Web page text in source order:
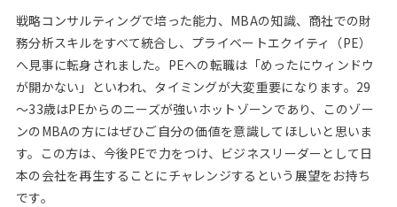
戦略コンサルティングで培った能力、MBAの知識、商社での財
務分析スキルをすべて統合し、プライベートエクイティ（PE）
へ見事に転身されました。PEへの転職は「めったにウィンドウ
が開かない」といわれ、タイミングが大変重要になります。29
～33歳はPEからのニーズが強いホットゾーンであり、このゾー
ンのMBAの方にはぜひご自分の価値を意識してほしいと思いま
す。この方は、今後PEで力をつけ、ビジネスリーダーとして日
本の会社を再生することにチャレンジするという展望をお持ち
です。